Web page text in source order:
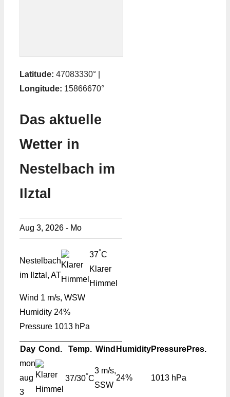
Latitude: 47083330° |
Longitude: 15866670°
Das aktuelle
Wetter in
Nestelbach im
Ilztal
Aug 3, 2026 - Mo
Nestelbach
im Ilztal, AT
37°C
Klarer
Himmel
Wind 1 m/s, WSW
Humidity 24%
Pressure 1013 hPa
Day Cond. Temp. Wind HumidityPressurePres.
mon
aug
3
37/30°C
3 m/s,
SSW
24% 1013 hPa